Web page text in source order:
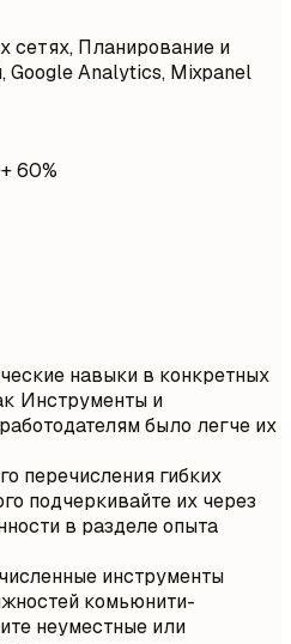
сетях, Планирование и
Google Analytics, Mixpanel
60%
навыки в конкретных
Инструменты и
было легче их
перечисления гибких
подчеркивайте их через
в разделе опыта
инструменты
комьюнити-
неуместные или